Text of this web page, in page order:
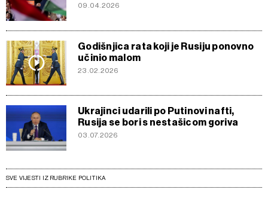
09.04.2026
Godišnjica rata koji je Rusiju ponovno
učinio malom
23.02.2026
Ukrajinci udarili po Putinovi nafti,
Rusija se bori s nestašicom goriva
03.07.2026
SVE VIJESTI IZ RUBRIKE POLITIKA